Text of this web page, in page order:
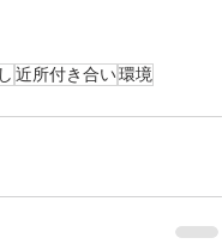
近所付き合い環境